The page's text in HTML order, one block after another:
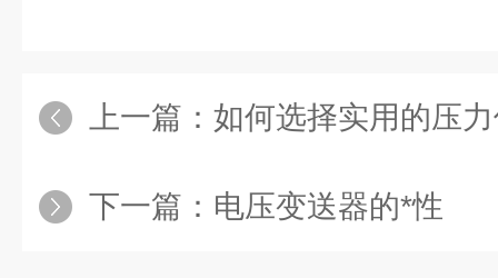
上一篇： 如何选择实用的压力仪
下一篇： 电压变送器的*性